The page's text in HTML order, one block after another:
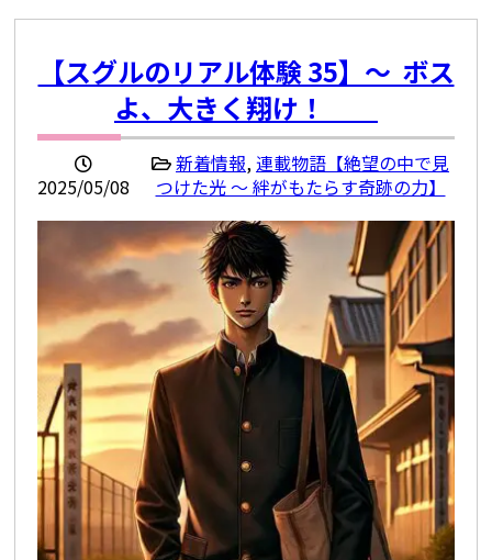
【スグルのリアル体験 35】〜 ボス
よ、大きく翔け！
2025/05/08
新着情報, 連載物語【絶望の中で見
つけた光 ～ 絆がもたらす奇跡の力】